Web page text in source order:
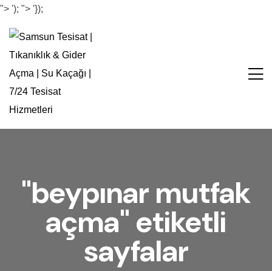
"> '); "> '});
"beypınar mutfak
açma" etiketli
sayfalar